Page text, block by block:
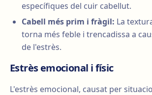
específiques del cuir cabellut.
Cabell més prim i fràgil: La
torna més feble i trencadissa a
de l'estrès.
Estrès emocional i físic
L'estrès emocional, causat per